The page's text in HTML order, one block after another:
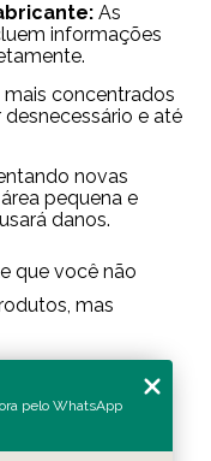
As
informações
concentrados
e até
novas
pequena e
danos.
que você não
mas
correta
pode
pelo WhatsApp